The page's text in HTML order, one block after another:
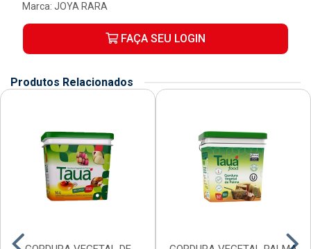
Marca: JOYA RARA
FAÇA SEU LOGIN
Produtos Relacionados